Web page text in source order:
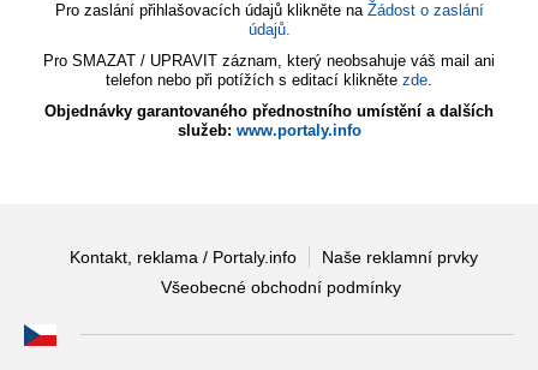
Pro zaslání přihlašovacích údajů klikněte na Žádost o zaslání
údajů.
Pro SMAZAT / UPRAVIT záznam, který neobsahuje váš mail ani
telefon nebo při potížích s editací klikněte zde.
Objednávky garantovaného přednostního umístění a dalších
služeb: www.portaly.info
Kontakt, reklama / Portaly.info
Naše reklamní prvky
Všeobecné obchodní podmínky